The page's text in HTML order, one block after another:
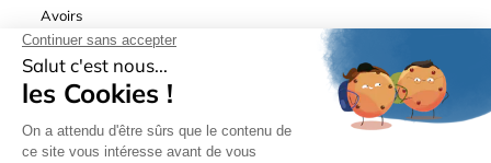
Avoirs
Adresses
Bons de réduction